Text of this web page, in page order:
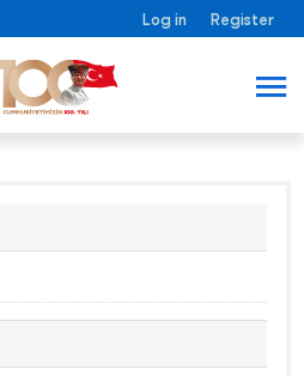
Log in Register